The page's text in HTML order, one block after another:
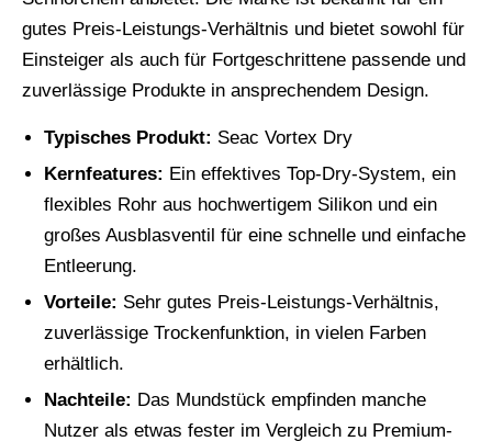
gutes Preis-Leistungs-Verhältnis und bietet sowohl für
Einsteiger als auch für Fortgeschrittene passende und
zuverlässige Produkte in ansprechendem Design.
Typisches Produkt: Seac Vortex Dry
Kernfeatures: Ein effektives Top-Dry-System, ein
flexibles Rohr aus hochwertigem Silikon und ein
großes Ausblasventil für eine schnelle und einfache
Entleerung.
Vorteile: Sehr gutes Preis-Leistungs-Verhältnis,
zuverlässige Trockenfunktion, in vielen Farben
erhältlich.
Nachteile: Das Mundstück empfinden manche
Nutzer als etwas fester im Vergleich zu Premium-